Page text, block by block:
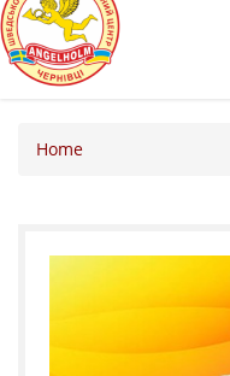
Home